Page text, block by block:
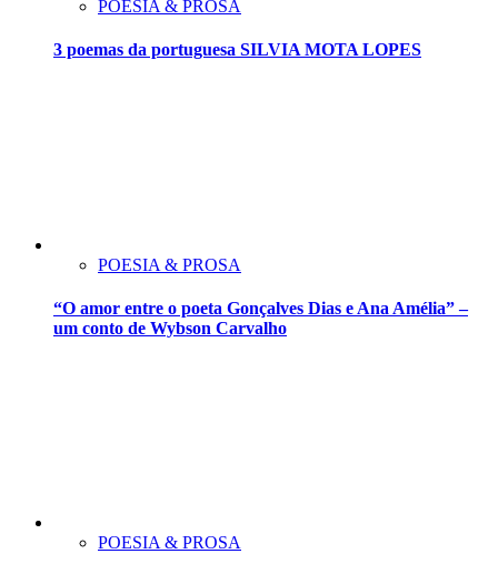
POESIA & PROSA
3 poemas da portuguesa SILVIA MOTA LOPES
POESIA & PROSA
“O amor entre o poeta Gonçalves Dias e Ana Amélia” –
um conto de Wybson Carvalho
POESIA & PROSA